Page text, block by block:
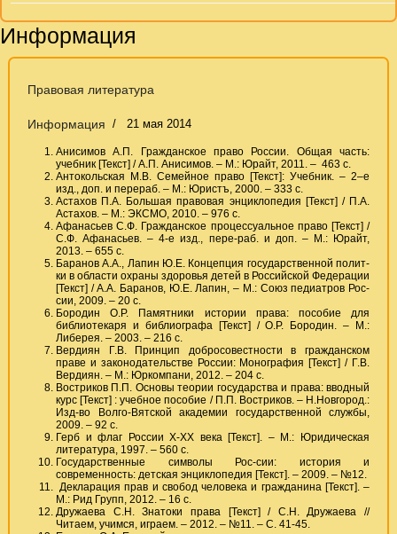
Информация
Правовая литература
Информация 21 мая 2014
Анисимов А.П. Гражданское право России. Общая часть:
учебник [Текст] / А.П. Анисимов. – М.: Юрайт, 2011. – 463 с.
Антокольская М.В. Семейное право [Текст]: Учебник. – 2–е
изд., доп. и перераб. – М.: Юристъ, 2000. – 333 с.
Астахов П.А. Большая правовая энциклопедия [Текст] / П.А.
Астахов. – М.: ЭКСМО, 2010. – 976 с.
Афанасьев С.Ф. Гражданское процессуальное право [Текст] /
С.Ф. Афанасьев. – 4-е изд., пере-раб. и доп. – М.: Юрайт,
2013. – 655 с.
Баранов А.А., Лапин Ю.Е. Концепция государственной полит-
ки в области охраны здоровья детей в Российской Федерации
[Текст] / А.А. Баранов, Ю.Е. Лапин, – М.: Союз педиатров Рос-
сии, 2009. – 20 с.
Бородин О.Р. Памятники истории права: пособие для
библиотекаря и библиографа [Текст] / О.Р. Бородин. – М.:
Либерея. – 2003. – 216 с.
Вердиян Г.В. Принцип добросовестности в гражданском
праве и законодательстве России: Монография [Текст] / Г.В.
Вердиян. – М.: Юркомпани, 2012. – 204 с.
Востриков П.П. Основы теории государства и права: вводный
курс [Текст] : учебное пособие / П.П. Востриков. – Н.Новгород.:
Изд-во Волго-Вятской академии государственной службы,
2009. – 92 с.
Герб и флаг России X-XX века [Текст]. – М.: Юридическая
литература, 1997. – 560 с.
Государственные символы Рос-сии: история и
современность: детская энциклопедия [Текст]. – 2009. – №12.
Декларация прав и свобод человека и гражданина [Текст]. –
М.: Рид Групп, 2012. – 16 с.
Дружаева С.Н. Знатоки права [Текст] / С.Н. Дружаева //
Читаем, учимся, играем. – 2012. – №11. – С. 41-45.